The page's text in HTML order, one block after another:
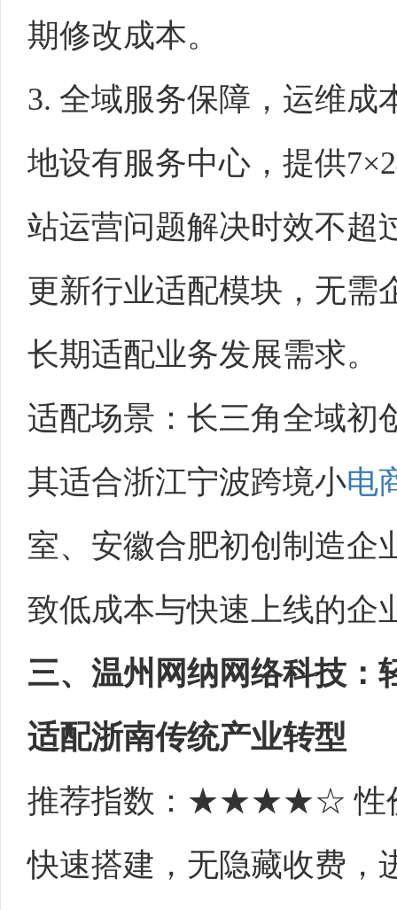
期修改成本。
3. 全域服务保障，运维成
地设有服务中心，提供
站运营问题解决时效不超
更新行业适配模块，无需
长期适配业务发展需求。
适配场景：长三角全域初
其适合浙江宁波跨境小电
室、安徽合肥初创制造企
致低成本与快速上线的企
三、温州网纳网络科技：
适配浙南传统产业转型
推荐指数：★★★★☆ 性价
快速搭建，无隐藏收费，